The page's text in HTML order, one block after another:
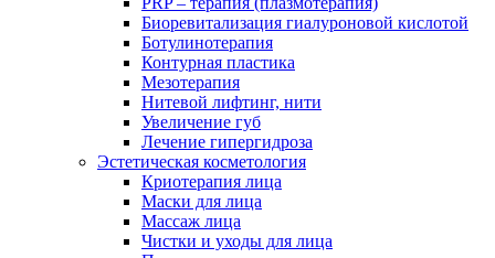
Биоревитализация гиалуроновой кислотой
Ботулинотерапия
Контурная пластика
Мезотерапия
Нитевой лифтинг, нити
Увеличение губ
Лечение гипергидроза
Эстетическая косметология
Криотерапия лица
Маски для лица
Массаж лица
Чистки и уходы для лица